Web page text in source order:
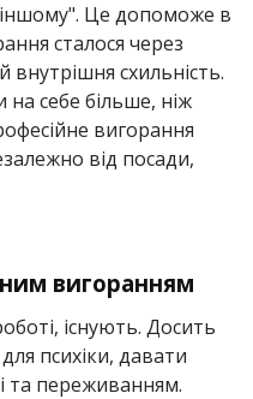
іншому". Це допоможе в
сталося через
схильність.
себе більше, ніж
вигорання
від посади,
вигоранням
існують. Досить
психіки, давати
та переживанням.